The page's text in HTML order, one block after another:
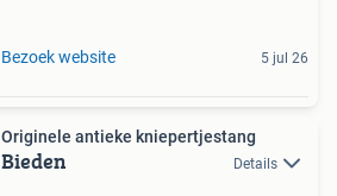
Bezoek website 5 jul 26
Originele antieke kniepertjestang
Bieden Details